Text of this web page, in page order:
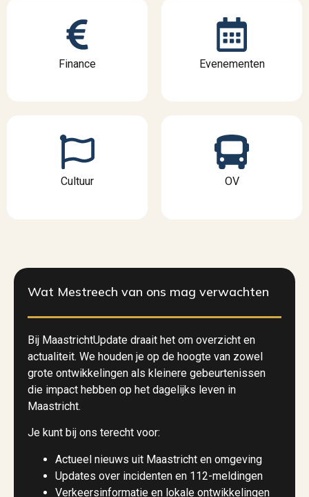
Finance Evenementen
Cultuur OV
Wat Mestreech van ons mag verwachten
Bij MaastrichtUpdate draait het om overzicht en
actualiteit. We houden je op de hoogte van zowel
grote ontwikkelingen als kleinere gebeurtenissen
die impact hebben op het dagelijks leven in
Maastricht.
Je kunt bij ons terecht voor:
Actueel nieuws uit Maastricht en omgeving
Updates over incidenten en 112-meldingen
Verkeersinformatie en lokale ontwikkelingen